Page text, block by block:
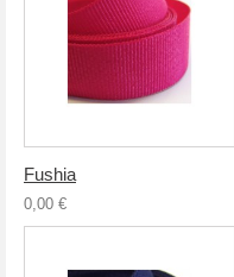
Fushia
0,00 €